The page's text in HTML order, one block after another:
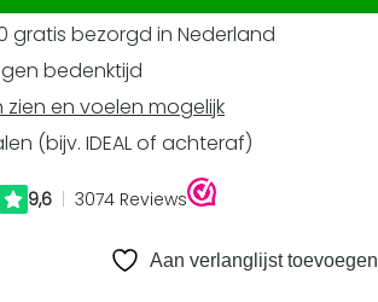
gratis bezorgd in Nederland
bedenktijd
en voelen mogelijk
(bijv. IDEAL of achteraf)
Aan verlanglijst toevoegen